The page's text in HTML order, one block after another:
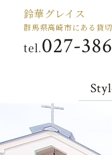
鈴華グレイス
群馬県高崎市にある貸
tel.027-